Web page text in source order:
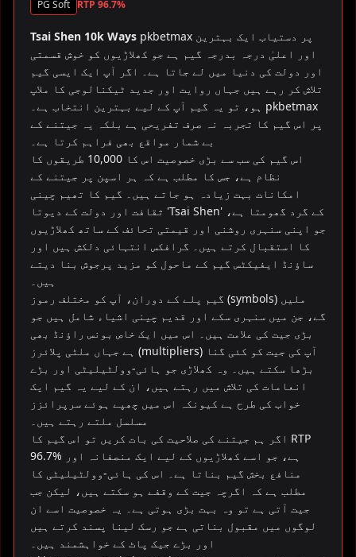
PG Soft RTP 96.7%
Tsai Shen 10k Ways pkbetmax پر دستیاب ایک بہترین
اور اعلیٰ درجہ بدرجہ گیم ہے جو کھلاڑیوں کو خوش قسمتی
اور دولت کی دنیا میں لے جاتا ہے۔ اگر آپ ایک ایسی گیم
تلاش کر رہے ہیں جہاں روایت اور جدید ٹیکنالوجی کا ملاپ
ہو، تو یہ گیم آپ کے لیے بہترین انتخاب ہے۔ pkbetmax
پر اس گیم کا تجربہ نہ صرف تفریحی ہے بلکہ یہ جیتنے کے
بے شمار مواقع بھی فراہم کرتا ہے۔
اس گیم کی سب سے بڑی خصوصیت اس کا 10,000 طریقوں کا
نظام ہے، جس کا مطلب ہے کہ ہر اسپن پر جیتنے کے
امکانات بہت زیادہ ہو جاتے ہیں۔ گیم کا تھیم چینی
ثقافت اور دولت کے دیوتا 'Tsai Shen' کے گرد گھومتا ہے،
جو اپنی سنہری روشنی اور قیمتی تحائف کے ساتھ کھلاڑیوں
کا استقبال کرتے ہیں۔ گرافکس انتہائی دلکش ہیں اور
ساؤنڈ ایفیکٹس گیم کے ماحول کو مزید پرجوش بنا دیتے
ہیں۔
گیم پلے کے دوران، آپ کو مختلف رموز (symbols) ملیں
گے، جن میں سنہری سکے اور قدیم چینی اشیاء شامل ہیں جو
بڑی جیت کی علامت ہیں۔ اس میں ایک خاص بونس راؤنڈ بھی
ہے جہاں ملٹی پلائرز (multipliers) آپ کی جیت کو کئی گنا
بڑھا سکتے ہیں۔ وہ کھلاڑی جو ہائی-وولٹیلیٹی اور بڑے
انعامات کی تلاش میں رہتے ہیں، ان کے لیے یہ گیم ایک
خواب کی طرح ہے کیونکہ اس میں چھپے ہوئے سرپرائزز
مسلسل ملتے رہتے ہیں۔
اگر ہم جیتنے کی صلاحیت کی بات کریں تو اس گیم کا RTP
96.7% ہے، جو اسے کھلاڑیوں کے لیے ایک منصفانہ اور
منافع بخش گیم بناتا ہے۔ اس کی ہائی-وولٹیلیٹی کا
مطلب ہے کہ اگرچہ جیت کے وقفے ہو سکتے ہیں، لیکن جب
جیت آتی ہے تو وہ بہت بڑی ہوتی ہے۔ یہ خصوصیت اسے ان
لوگوں میں مقبول بناتی ہے جو رسک لینا پسند کرتے ہیں
اور بڑے جیک پاٹ کے خواہشمند ہیں۔